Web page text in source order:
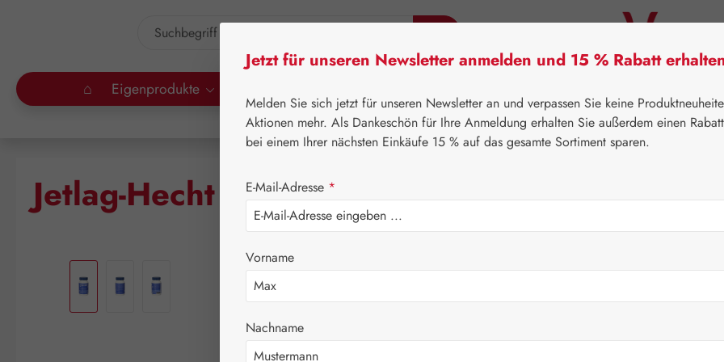
⌂ Eigenprodukte
⌂ Aktionen Newsletter-Angebote
Jetlag-Hecht 3 mg Kapseln
Verkaufspreis:
35,68
Inhalt:0.024
Jetzt für unseren Newsletter anmelden und 15 % Rabatt
Melden Sie sich jetzt für unseren Newsletter an und verpassen Sie keine
Aktionen mehr. Als Dankeschön für Ihre Anmeldung erhalten Sie außerdem einen
bei einem Ihrer nächsten Einkäufe 15 % auf das gesamte Sortiment sparen.
E-Mail-Adresse *
Vorname
Nachname